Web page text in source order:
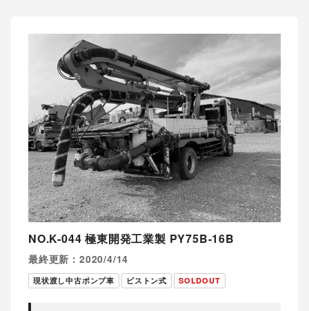
NO.K-044 極東開発工業製 PY75B-16B
最終更新：2020/4/14
現状渡し中古ポンプ車 ピストン式 SOLDOUT